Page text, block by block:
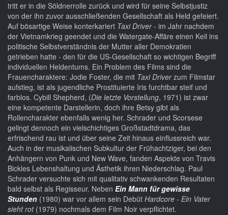
tritt er in die Söldnerrolle zurück und wird für seine Selbstjustiz
von der ihn zuvor ausschließenden Gesellschaft als Held gefeiert.
Auf bösartige Weise konterkariert Taxi Driver- im Jahr nachdem
der Vietnamkrieg geendet und die Watergate-Affäre einen Keil ins
politische Selbstverständnis der Mutter aller Demokratien
getrieben hatte - den für die US-Gesellschaft so wichtigen Begriff
individuellen Heldentums. Ein Problem des Films sind die
Frauencharaktere: Jodie Foster, die mit Taxi Driverzum Filmstar
aufstieg, ist als jugendliche Prostituierte Iris furchtbar steif und
farblos. Cybill Shepherd, (Die letzte Vorstellung, 1971) ist zwar
eine kompetente Darstellerin, doch ihre Betsy gibt als
Rollencharakter ebenfalls wenig her. Schrader und Scorsese
gelingt dennoch ein vielschichtiges Großstadtdrama, das
erfrischend rau ist und über seine Zeit hinaus einflussreich war.
Auch in der musikalischen Subkultur der Frühachtziger, bei den
Anhängern von Punk und New Wave, fanden Aspekte von Travis
Bickles Lebenshaltung und Ästhetik ihren Niederschlag. Paul
Schrader versuchte sich mit qualitativ schwankenden Resultaten
bald selbst als Regisseur. Neben Ein Mann für gewisse
Stunden (1980) war vor allem sein Debüt Hardcore - Ein Vater
sieht rot (1979) nochmals dem Film Noir verpflichtet.